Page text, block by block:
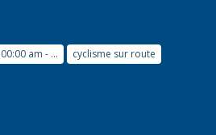
am - ...
cyclisme sur route